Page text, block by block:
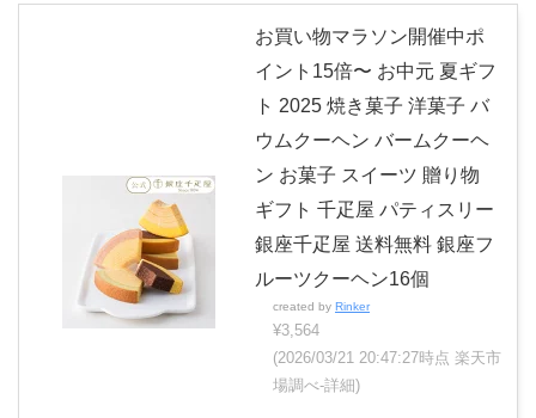
お買い物マラソン開催中ポ
イント15倍〜 お中元 夏ギフ
ト 2025 焼き菓子 洋菓子 バ
ウムクーヘン バームクーヘ
ン お菓子 スイーツ 贈り物
ギフト 千疋屋 パティスリー
銀座千疋屋 送料無料 銀座フ
ルーツクーヘン16個
created by Rinker
¥3,564
(2026/03/21 20:47:27時点 楽天市
場調べ-詳細)